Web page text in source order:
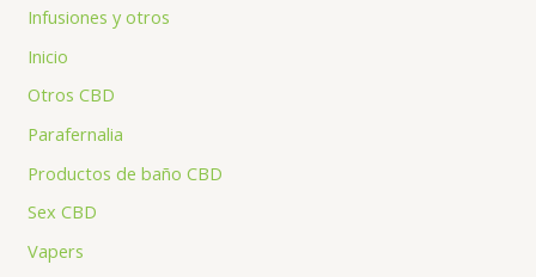
Infusiones y otros
Inicio
Otros CBD
Parafernalia
Productos de baño CBD
Sex CBD
Vapers